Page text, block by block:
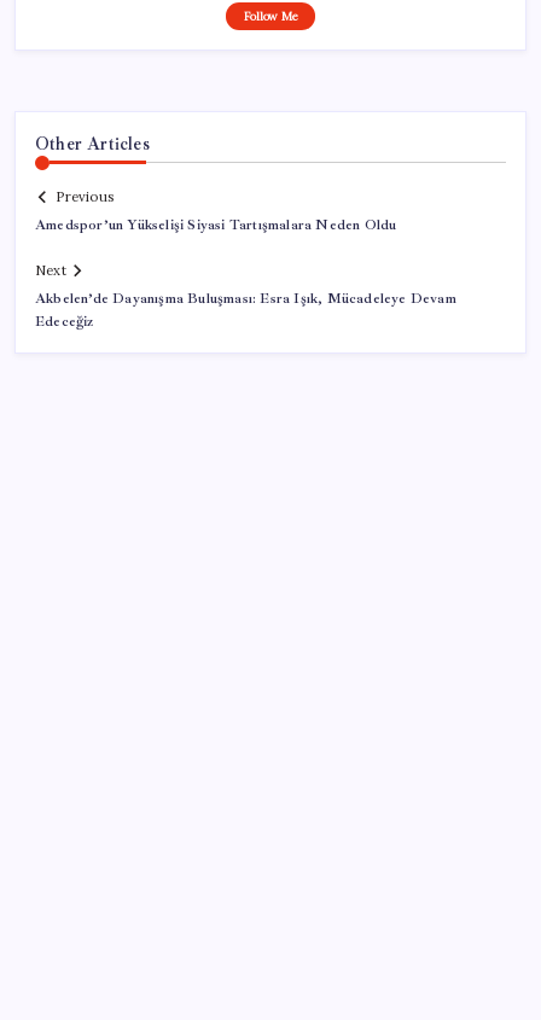
Follow Me
Other Articles
Previous
Amedspor’un Yükselişi Siyasi Tartışmalara Neden Oldu
Next
Akbelen’de Dayanışma Buluşması: Esra Işık, Mücadeleye Devam
Edeceğiz